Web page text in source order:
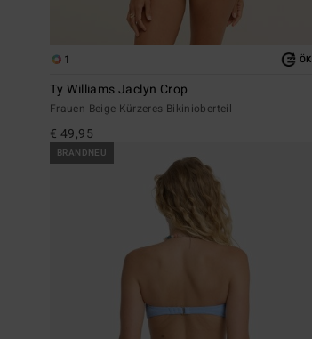
1
Ty Williams Jaclyn Crop
Frauen Beige Kürzeres Bikinioberteil
€ 49,95
BRANDNEU